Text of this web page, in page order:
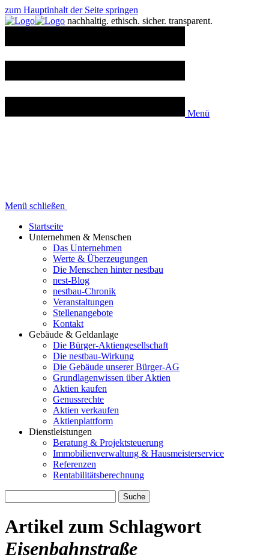
zum Hauptinhalt der Seite springen
nachhaltig. ethisch. sicher. transparent.
Menü
Menü schließen
Startseite
Unternehmen & Menschen
Das Unternehmen
Werte & Überzeugungen
Die Menschen hinter nestbau
nest-Blog
nestbau-Chronik
Veranstaltungen
Stellenangebote
Kontakt
Gebäude & Geldanlage
Die Bürger-Aktiengesellschaft
Die nestbau-Wirkung
Die Gebäude unserer Bürger-AG
Grundlagenwissen über Aktien
Aktien kaufen
Genussrechte
Aktien verkaufen
Aktienplattform
Dienstleistungen
Beratung & Projektsteuerung
Immobilienverwaltung & Hausmeisterservice
Referenzen
Rentabilitätsberechnung
Artikel zum Schlagwort
Eisenbahnstraße